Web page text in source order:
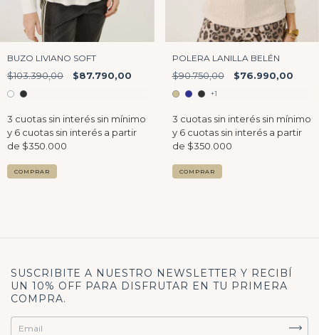
BUZO LIVIANO SOFT
$103.390,00 $87.790,00
COMPRAR
POLERA LANILLA BELÉN
$90.750,00 $76.990,00
+1
COMPRAR
SUSCRIBITE A NUESTRO NEWSLETTER Y RECIBÍ
UN 10% OFF PARA DISFRUTAR EN TU PRIMERA
COMPRA.